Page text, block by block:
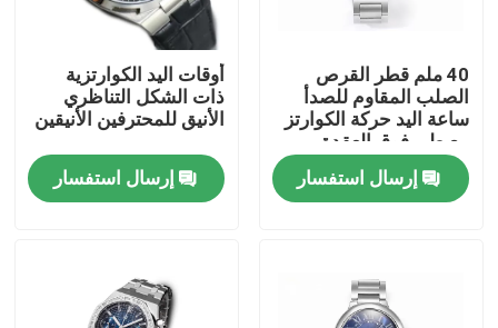
المنزل
40 ملم قطر القرص
الصلب المقاوم للصدأ
ساعة اليد حركة الكوارتز
مع طي فوق العقدة
إرسال استفسار
أوقات اليد الكوارتزية
ذات الشكل التناظري
الأنيق للمحترفين الأنيقين
إرسال استفسار